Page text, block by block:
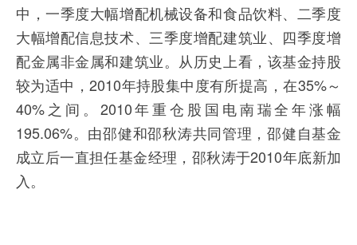
中，一季度大幅增配机械设备和食品饮料、二季度
大幅增配信息技术、三季度增配建筑业、四季度增
配金属非金属和建筑业。从历史上看，该基金持股
较为适中，2010年持股集中度有所提高，在35%～
40%之间。2010年重仓股国电南瑞全年涨幅
195.06%。由邵健和邵秋涛共同管理，邵健自基金
成立后一直担任基金经理，邵秋涛于2010年底新加
入。